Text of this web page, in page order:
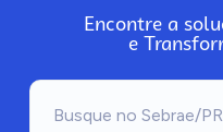
Encontre a
e